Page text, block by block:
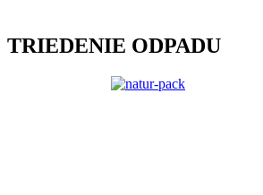
TRIEDENIE ODPADU